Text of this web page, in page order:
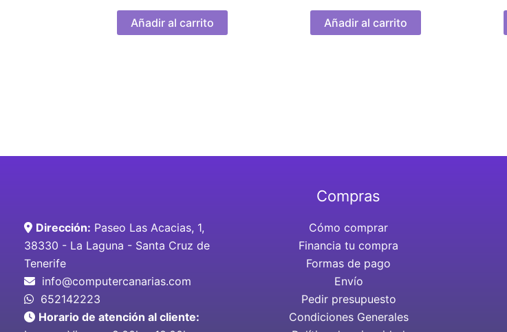
Añadir al carrito Añadir al carrito
Dirección: Paseo Las Acacias, 1,
38330 - La Laguna - Santa Cruz de
Tenerife
info@computercanarias.com
652142223
Horario de atención al cliente:
Compras
Cómo comprar
Financia tu compra
Formas de pago
Envío
Pedir presupuesto
Condiciones Generales